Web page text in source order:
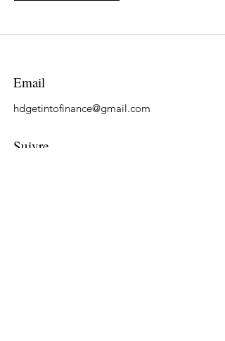
Email
hdgetintofinance@gmail.com
Suivre